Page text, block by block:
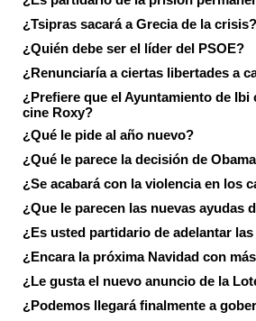
¿Tsipras sacará a Grecia de la crisis?
¿Quién debe ser el líder del PSOE?
¿Renunciaría a ciertas libertades a
¿Prefiere que el Ayuntamiento de
cine Roxy?
¿Qué le pide al año nuevo?
¿Qué le parece la decisión de
¿Se acabará con la violencia en los
¿Que le parecen las nuevas ayudas
¿Es usted partidario de adelantar
¿Encara la próxima Navidad con
¿Le gusta el nuevo anuncio de la
¿Podemos llegará finalmente a